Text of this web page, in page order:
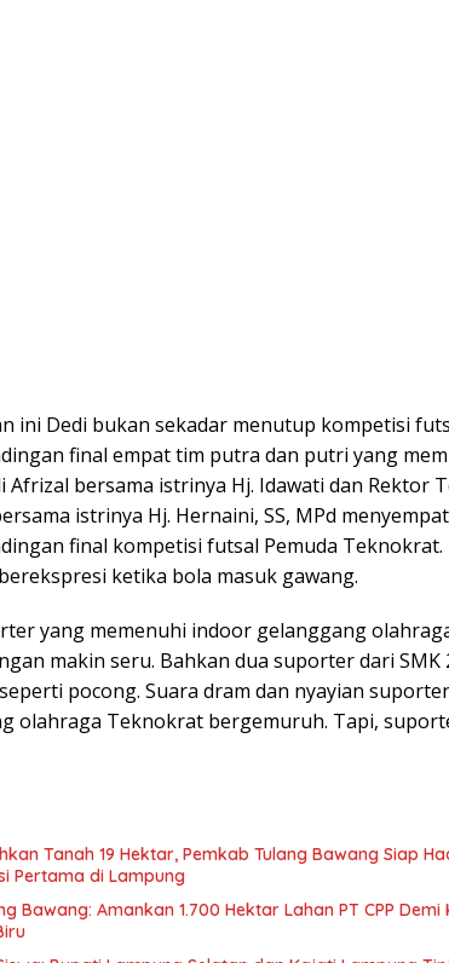
ini Dedi bukan sekadar menutup kompetisi
final empat tim putra dan putri yang
Afrizal bersama istrinya Hj. Idawati dan Rektor
istrinya Hj. Hernaini, SS, MPd
final kompetisi futsal Pemuda Teknokrat.
ketika bola masuk gawang.
yang memenuhi indoor gelanggang
makin seru. Bahkan dua suporter dari SMK
pocong. Suara dram dan nyayian
olahraga Teknokrat bergemuruh. Tapi,
Tanah 19 Hektar, Pemkab Tulang Bawang Siap
Pertama di Lampung
Bawang: Amankan 1.700 Hektar Lahan PT CPP